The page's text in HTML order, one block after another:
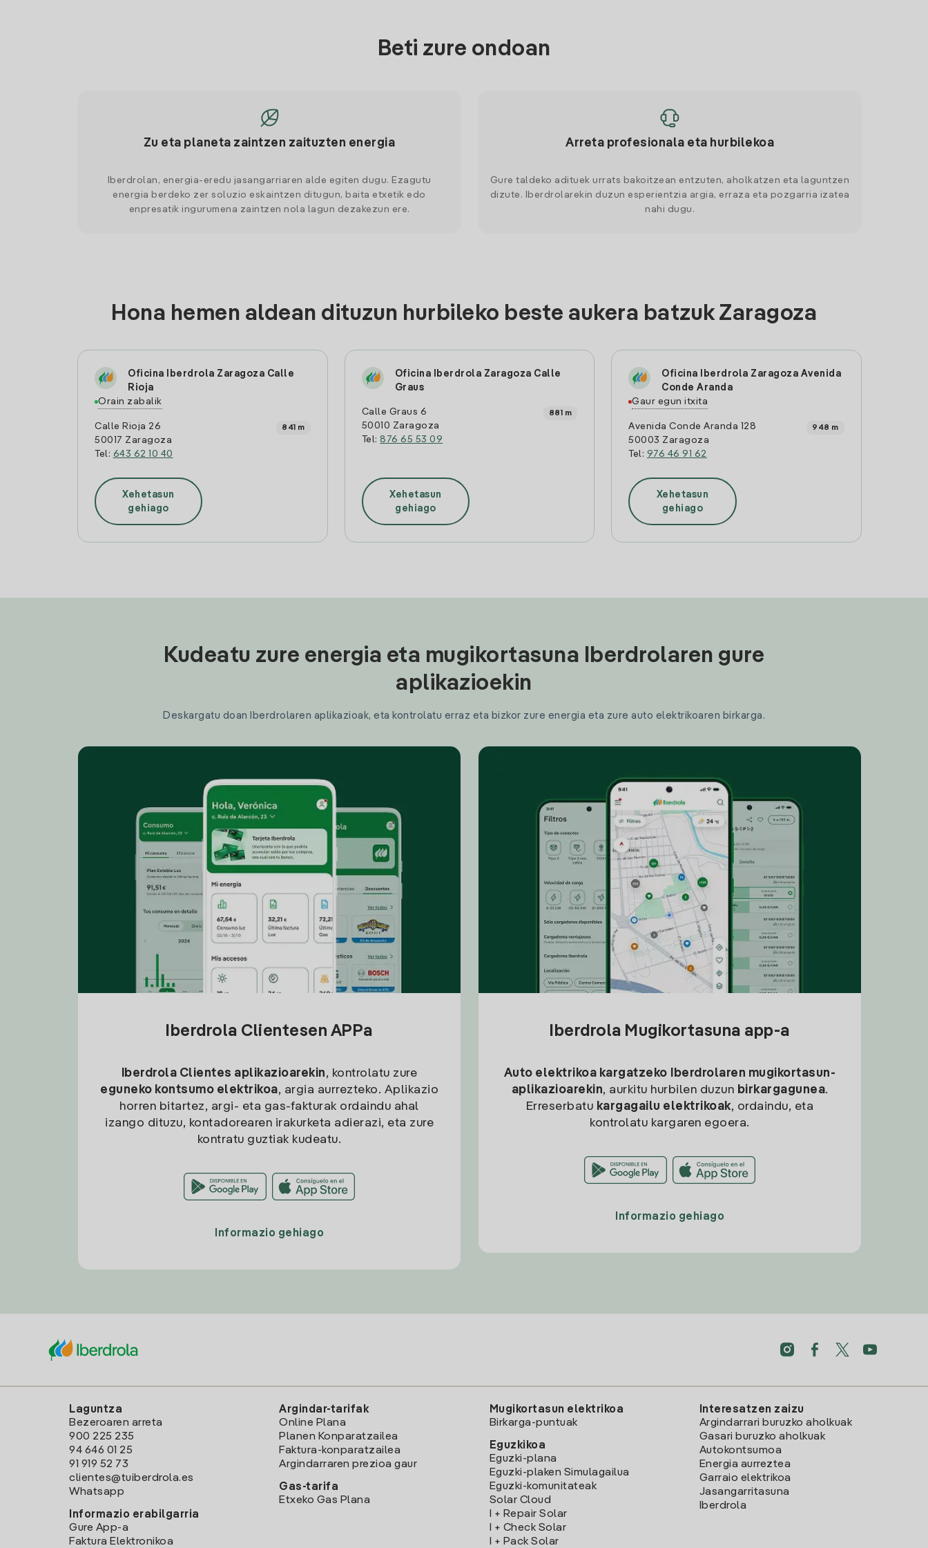
Beti zure ondoan
Zu eta planeta zaintzen zaituzten energia
Iberdrolan, energia-eredu jasangarriaren alde egiten dugu. Ezagutu
energia berdeko zer soluzio eskaintzen ditugun, baita etxetik edo
enpresatik ingurumena zaintzen nola lagun dezakezun ere.
Arreta profesionala eta hurbilekoa
Gure taldeko adituek urrats bakoitzean entzuten, aholkatzen eta laguntzen
dizute. Iberdrolarekin duzun esperientzia argia, erraza eta pozgarria izatea
nahi dugu.
Hona hemen aldean dituzun hurbileko beste aukera batzuk Zaragoza
Oficina Iberdrola Zaragoza Calle
Rioja
Orain zabalik
Calle Rioja 26
50017 Zaragoza
Tel: 643 62 10 40
841 m
Xehetasun
gehiago
Oficina Iberdrola Zaragoza Calle
Graus
Calle Graus 6
50010 Zaragoza
Tel:876 65 53 09
881 m
Xehetasun
gehiago
Oficina Iberdrola Zaragoza Avenida
Conde Aranda
Gaur egun itxita
Avenida Conde Aranda 128
50003 Zaragoza
Tel: 976 46 91 62
948 m
Xehetasun
gehiago
Kudeatu zure energia eta mugikortasuna Iberdrolaren gure
aplikazioekin
Deskargatu doan Iberdrolaren aplikazioak, eta kontrolatu erraz eta bizkor zure energia eta zure auto elektrikoaren birkarga.
Iberdrola Clientesen APPa
Iberdrola Clientes aplikazioarekin, kontrolatu zure
eguneko kontsumo elektrikoa, argia aurrezteko. Aplikazio
horren bitartez, argi- eta gas-fakturak ordaindu ahal
izango dituzu, kontadorearen irakurketa adierazi, eta zure
kontratu guztiak kudeatu.
Informazio gehiago
Iberdrola Mugikortasuna app-a
Auto elektrikoa kargatzeko
Iberdrolaren mugikortasun-
aplikazioarekin, aurkitu hurbilen duzun birkargagunea.
Erreserbatu kargagailu elektrikoak, ordaindu, eta
kontrolatu kargaren egoera.
Informazio gehiago
Laguntza
Bezeroaren arreta
900 225 235
94 646 01 25
91 919 52 73
clientes@tuiberdrola.es
Whatsapp
Informazio erabilgarria
Gure App-a
Faktura Elektronikoa
Argindar-tarifak
Online Plana
Planen Konparatzailea
Faktura-konparatzailea
Argindarraren prezioa gaur
Gas-tarifa
Etxeko Gas Plana
Mugikortasun elektrikoa
Birkarga-puntuak
Eguzkikoa
Eguzki-plana
Eguzki-plaken Simulagailua
Eguzki-komunitateak
Solar Cloud
I + Repair Solar
I + Check Solar
I + Pack Solar
Interesatzen zaizu
Argindarrari buruzko aholkuak
Gasari buruzko aholkuak
Autokontsumoa
Energia aurreztea
Garraio elektrikoa
Jasangarritasuna
Iberdrola